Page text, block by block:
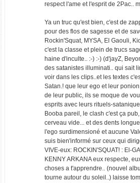
respect l'ame et l'esprit de 2Pac..
Ya un truc qu'est bien, c'est de
pour des flos de sagesse et de
Rockin'Squat, MYSA, El Gaouli,
c'est la classe et plein de trucs
haine d'inculte.. :-) :-) (d'jayZ,
des satanistes illuminati.. qui sait
voir dans les clips..et les textes
Satan.! que leur ego et leur
de leur public, ils se moque de
esprits avec leurs rituels-
Booba pareil, le clash c'est ça
cerveau vide... et des dents
l'ego surdimensioné et aucune
suis bien'informé sur ceux qui
VIVE-eux: ROCKIN'SQUAT! : El-
KENNY ARKANA eux respecte,
choses a t'apprendre.. (nouvel
tourne autour du soleil..) laisse